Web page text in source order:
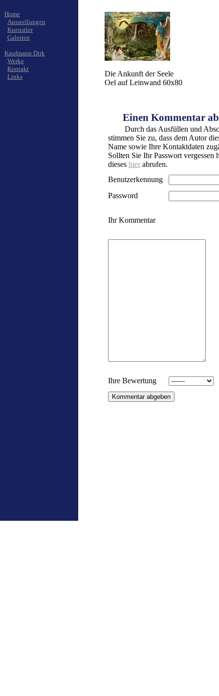
Home
Ausstellungen
Kuenstler
Galerien
Kaufmann Dirk
Werke
Kontakt
Links
Die Ankunft der Seele
Oel auf Leinwand 60x80
Einen Kommentar
Durch das Ausfüllen und
stimmen Sie zu, dass dem Autor
Name sowie Ihre Kontaktdaten
Sollten Sie Ihr Passwort vergessen
dieses hier abrufen.
Benutzerkennung
Password
Ihr Kommentar
Ihre Bewertung